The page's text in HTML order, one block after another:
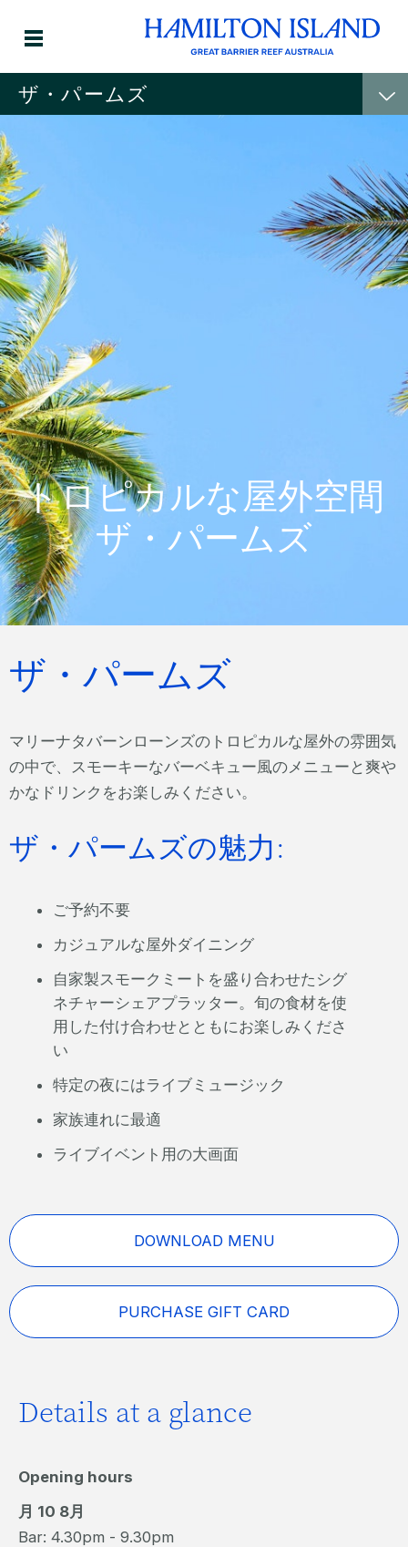
ザ・パームズ
トロピカルな屋外空間
ザ・パームズ
ザ・パームズ
マリーナタバーンローンズのトロピカルな屋外の雰囲気
の中で、スモーキーなバーベキュー風のメニューと爽や
かなドリンクをお楽しみください。
ザ・パームズの魅力:
ご予約不要
カジュアルな屋外ダイニング
自家製スモークミートを盛り合わせたシグ
ネチャーシェアプラッター。旬の食材を使
用した付け合わせとともにお楽しみくださ
い
特定の夜にはライブミュージック
家族連れに最適
ライブイベント用の大画面
DOWNLOAD MENU
PURCHASE GIFT CARD
Details at a glance
Opening hours
月 10 8月
Bar: 4.30pm - 9.30pm